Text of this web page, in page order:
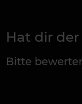
Hat dir
Bitte